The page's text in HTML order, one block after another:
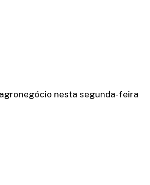
nesta segunda-feira